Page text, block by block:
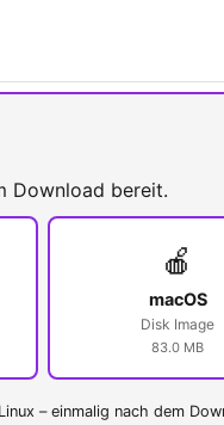
Download bereit.
🍎
macOS
Disk Image
83.0 MB
– einmalig nach dem